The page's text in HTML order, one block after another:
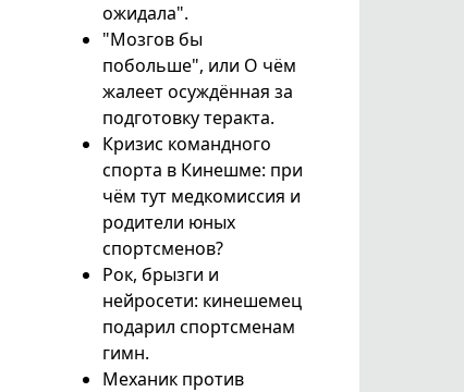
ожидала".
"Мозгов бы
побольше", или О чём
жалеет осуждённая за
подготовку теракта.
Кризис командного
спорта в Кинешме: при
чём тут медкомиссия и
родители юных
спортсменов?
Рок, брызги и
нейросети: кинешемец
подарил спортсменам
гимн.
Механик против